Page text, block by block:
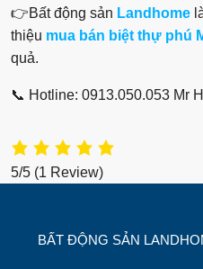
👉Bất động sản Landhome
thiệu mua bán biệt thự phú
quả.
📞 Hotline: 0913.050.053 Mr
5/5 (1 Review)
BẤT ĐỘNG SẢN